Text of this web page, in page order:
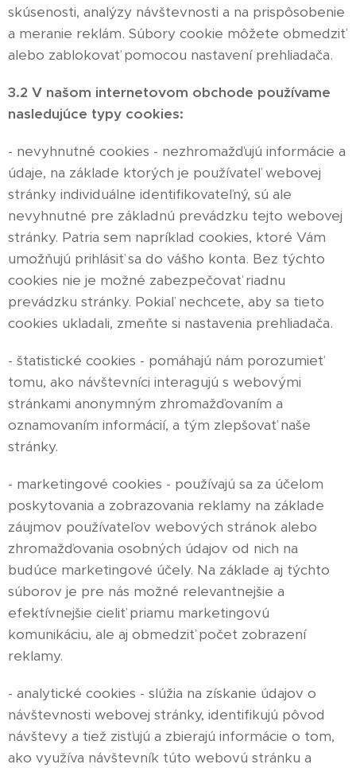
skúsenosti, analýzy návštevnosti a na prispôsobenie
a meranie reklám. Súbory cookie môžete obmedziť
alebo zablokovať pomocou nastavení prehliadača.
3.2 V našom internetovom obchode používame
nasledujúce typy cookies:
- nevyhnutné cookies - nezhromažďujú informácie a
údaje, na základe ktorých je používateľ webovej
stránky individuálne identifikovateľný, sú ale
nevyhnutné pre základnú prevádzku tejto webovej
stránky. Patria sem napríklad cookies, ktoré Vám
umožňujú prihlásiť sa do vášho konta. Bez týchto
cookies nie je možné zabezpečovať riadnu
prevádzku stránky. Pokiaľ nechcete, aby sa tieto
cookies ukladali, zmeňte si nastavenia prehliadača.
- štatistické cookies - pomáhajú nám porozumieť
tomu, ako návštevníci interagujú s webovými
stránkami anonymným zhromažďovaním a
oznamovaním informácií, a tým zlepšovať naše
stránky.
- marketingové cookies - používajú sa za účelom
poskytovania a zobrazovania reklamy na základe
záujmov používateľov webových stránok alebo
zhromažďovania osobných údajov od nich na
budúce marketingové účely. Na základe aj týchto
súborov je pre nás možné relevantnejšie a
efektívnejšie cieliť priamu marketingovú
komunikáciu, ale aj obmedziť počet zobrazení
reklamy.
- analytické cookies - slúžia na získanie údajov o
návštevnosti webovej stránky, identifikujú pôvod
návštevy a tiež zisťujú a zbierajú informácie o tom,
ako využíva návštevník túto webovú stránku a